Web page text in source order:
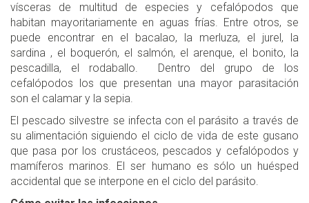
vísceras de multitud de especies y cefalópodos que
habitan mayoritariamente en aguas frías. Entre otros, se
puede encontrar en el bacalao, la merluza, el jurel, la
sardina , el boquerón, el salmón, el arenque, el bonito, la
pescadilla, el rodaballo. Dentro del grupo de los
cefalópodos los que presentan una mayor parasitación
son el calamar y la sepia.
El pescado silvestre se infecta con el parásito a través de
su alimentación siguiendo el ciclo de vida de este gusano
que pasa por los crustáceos, pescados y cefalópodos y
mamíferos marinos. El ser humano es sólo un huésped
accidental que se interpone en el ciclo del parásito.